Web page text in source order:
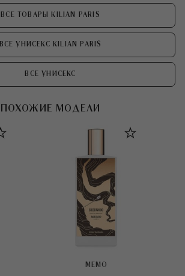
ВСЕ ТОВАРЫ KILIAN PARIS
ВСЕ УНИСЕКС KILIAN PARIS
ВСЕ УНИСЕКС
ПОХОЖИЕ МОДЕЛИ
MEMO